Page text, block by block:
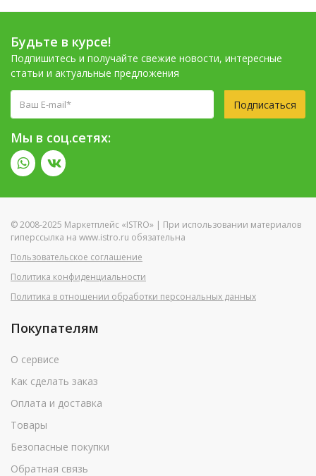
Будьте в курсе!
Подпишитесь и получайте свежие новости, интересные
статьи и актуальные предложения
Подписаться
Мы в соц.сетях:
© 2008-2025 Маркетплейс «ISTRO» | При использовании материалов
гиперссылка на www.istro.ru обязательна
Пользовательское соглашение
Политика конфиденциальности
Политика в отношении обработки персональных данных
Покупателям
О сервисе
Как сделать заказ
Оплата и доставка
Товары
Безопасные покупки
Обратная связь